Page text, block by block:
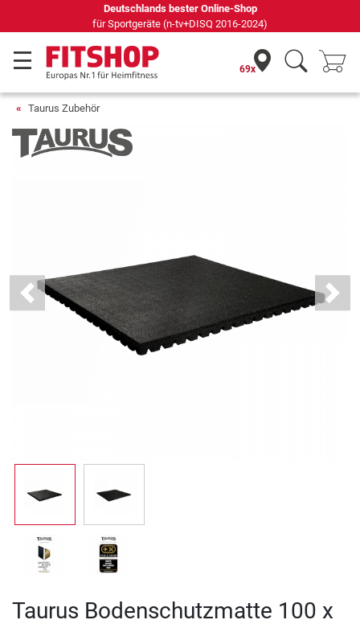
Deutschlands bester Online-Shop
für Sportgeräte (n-tv+DISQ 2016-2024)
69x
Taurus Zubehör
Previous Next
Taurus Bodenschutzmatte 100 x